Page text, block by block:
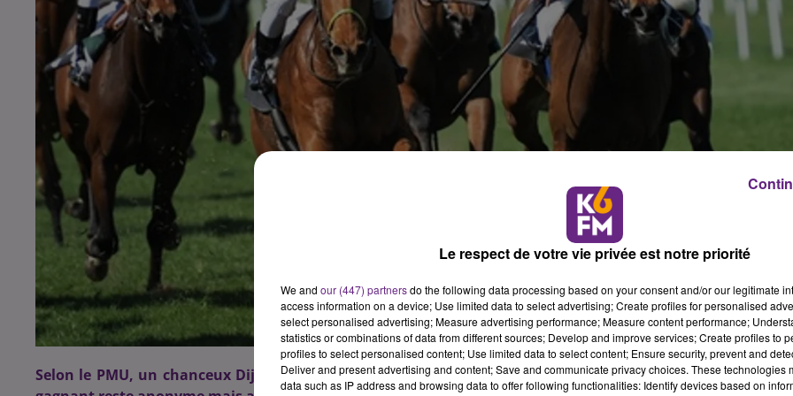
Selon le PMU, un chanceux Dijonnais a gagné ce week-end plus de 45 000 �?� suite à un pari hippique.
Le respect de votre vie privée est notre priorité
We and our (447) partnersdo the following data processing based on your consent and/or our legitimate
access information on a device; Use limited data to select advertising; Create profiles for personalised
select personalised advertising; Measure advertising performance; Measure content performance;
statistics or combinations of data from different sources; Develop and improve services; Create profiles to
profiles to select personalised content; Use limited data to select content; Ensure security, prevent and
Deliver and present advertising and content; Save and communicate privacy choices. These technologies
data such as IP address and browsing data to offer following functionalities: Identify devices based on